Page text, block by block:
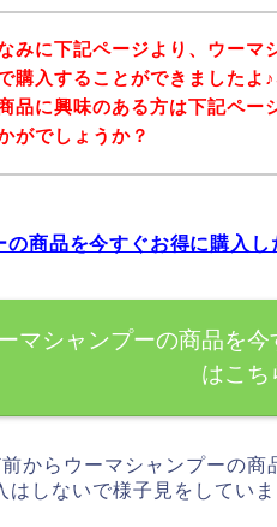
みに下記ページより、ウーマ
購入することができましたよ
品に興味のある方は下記ペー
がでしょうか？
の商品を今すぐお得に購入し
マシャンプーの商品を
はこち
からウーマシャンプーの
はしないで様子見をしていま